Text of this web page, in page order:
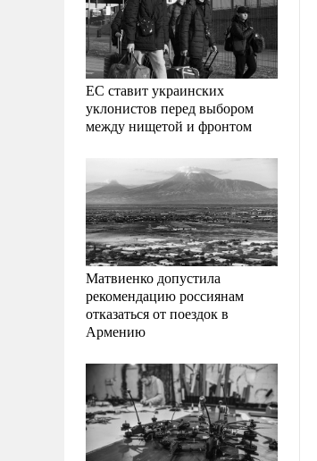
ЕС ставит украинских
уклонистов перед выбором
между нищетой и фронтом
Матвиенко допустила
рекомендацию россиянам
отказаться от поездок в
Армению